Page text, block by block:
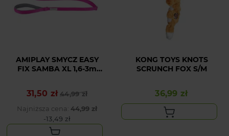
AMIPLAY SMYCZ EASY
FIX SAMBA XL 1,6-3m
Cena podstawowa
44,99 zł
Cena
31,50 zł
Najniższa cena: 44,99 zł
-13,49 zł
KONG TOYS KNOTS
SCRUNCH FOX S/M
Cena
36,99 zł